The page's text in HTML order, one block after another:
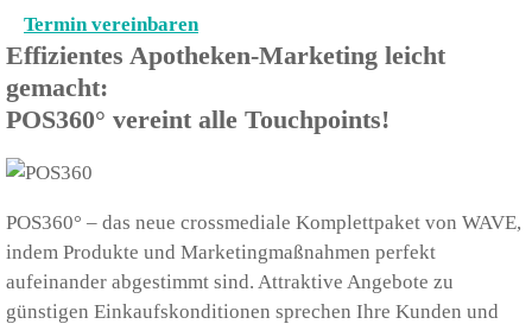
Termin vereinbaren
Effizientes Apotheken-Marketing leicht
gemacht:
POS360° vereint alle Touchpoints!
POS360° – das neue crossmediale Komplettpaket von WAVE,
indem Produkte und Marketingmaßnahmen perfekt
aufeinander abgestimmt sind. Attraktive Angebote zu
günstigen Einkaufskonditionen sprechen Ihre Kunden und